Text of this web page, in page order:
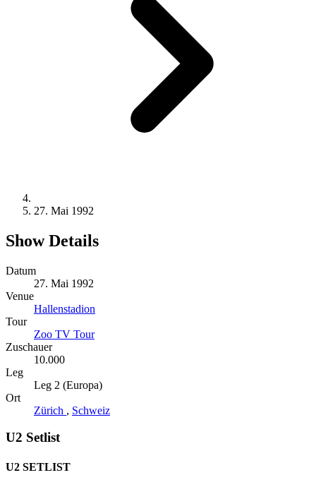
27. Mai 1992
Show Details
Datum
27. Mai 1992
Venue
Hallenstadion
Tour
Zoo TV Tour
Zuschauer
10.000
Leg
Leg 2 (Europa)
Ort
Zürich , Schweiz
U2 Setlist
U2 SETLIST